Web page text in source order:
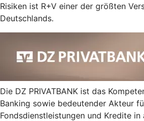
Risiken ist R+V einer der größten
Deutschlands.
Die DZ PRIVATBANK ist das
Banking sowie bedeutender Akteur
Fondsdienstleistungen und Kredite in